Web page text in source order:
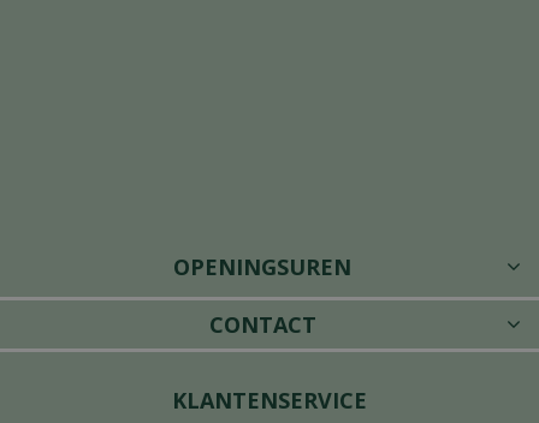
OPENINGSUREN
CONTACT
KLANTENSERVICE